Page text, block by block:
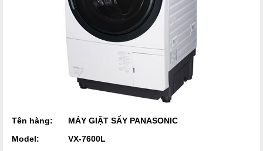
Tên hàng:
MÁY GIẶT SẤY PANASONIC
Model:
VX-7600L